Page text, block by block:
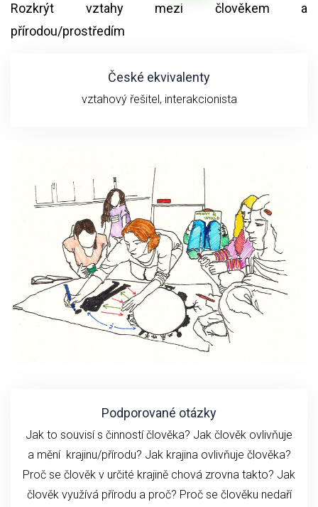
Rozkrýt vztahy mezi člověkem a
přírodou/prostředím
České ekvivalenty
vztahový řešitel, interakcionista
Podporované otázky
Jak to souvisí s činností člověka? Jak člověk ovlivňuje
a mění krajinu/přírodu? Jak krajina ovlivňuje člověka?
Proč se člověk v určité krajině chová zrovna takto? Jak
člověk využívá přírodu a proč? Proč se člověku nedaří